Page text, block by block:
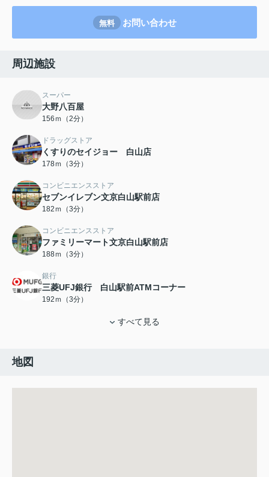
無料 お問い合わせ
周辺施設
スーパー
大野八百屋
156ｍ（2分）
ドラッグストア
くすりのセイジョー 白山店
178ｍ（3分）
コンビニエンスストア
セブンイレブン文京白山駅前店
182ｍ（3分）
コンビニエンスストア
ファミリーマート文京白山駅前店
188ｍ（3分）
銀行
三菱UFJ銀行 白山駅前ATMコーナー
192ｍ（3分）
すべて見る
地図